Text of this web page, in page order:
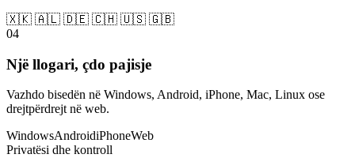
🇽🇰 🇦🇱 🇩🇪 🇨🇭 🇺🇸 🇬🇧
04
Një llogari, çdo pajisje
Vazhdo bisedën në Windows, Android, iPhone, Mac, Linux ose
drejtpërdrejt në web.
WindowsAndroidiPhoneWeb
Privatësi dhe kontroll